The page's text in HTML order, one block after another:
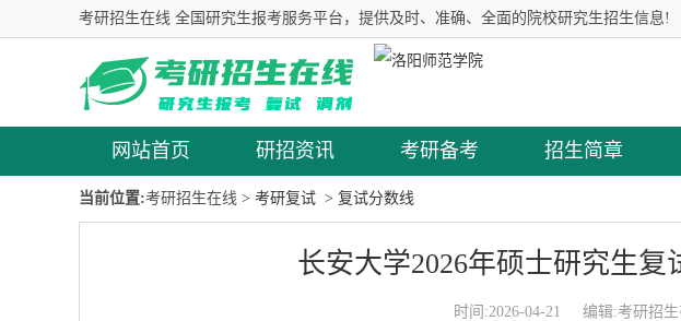
考研招生在线 全国研究生报考服务平台，提供及时、准确、全面的院校研究生招生信息!
网站首页 研招资讯 考研备考 招生简章
当前位置:考研招生在线 > 考研复试 > 复试分数线
长安大学2026年硕士研究生复
时间:2026-04-21 编辑:考研招